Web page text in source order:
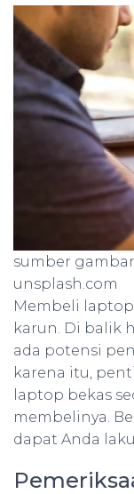
sumber
unsplash.com
Membeli
karun. Di balik
ada potensi
karena itu,
laptop bekas
membelinya.
dapat Anda